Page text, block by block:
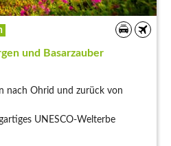
und Basarzauber
nach Ohrid und zurück von
UNESCO-Welterbe